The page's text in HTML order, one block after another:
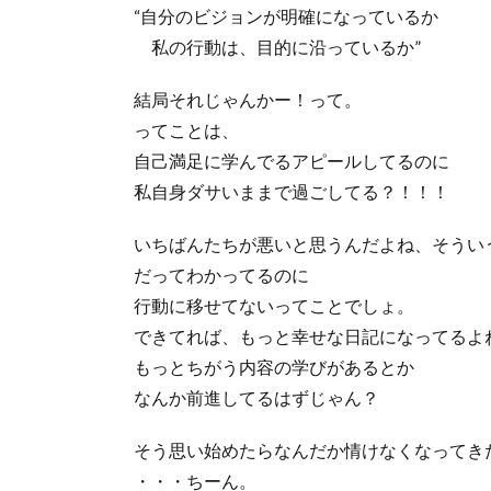
“自分のビジョンが明確になっているか
私の行動は、目的に沿っているか”
結局それじゃんかー！って。
ってことは、
自己満足に学んでるアピールしてるのに
私自身ダサいままで過ごしてる？！！！
いちばんたちが悪いと思うんだよね、そうい
だってわかってるのに
行動に移せてないってことでしょ。
できてれば、もっと幸せな日記になってるよ
もっとちがう内容の学びがあるとか
なんか前進してるはずじゃん？
そう思い始めたらなんだか情けなくなって
・・・ちーん。